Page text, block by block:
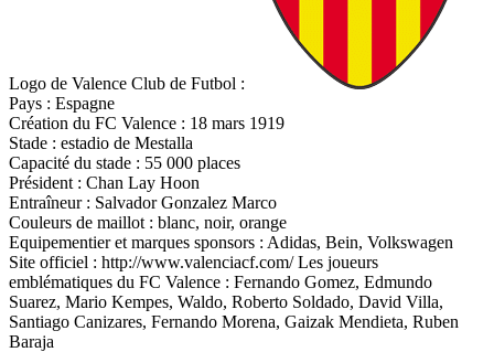
Logo de Valence Club de Futbol :
Pays : Espagne
Création du FC Valence : 18 mars 1919
Stade : estadio de Mestalla
Capacité du stade : 55 000 places
Président : Chan Lay Hoon
Entraîneur : Salvador Gonzalez Marco
Couleurs de maillot : blanc, noir, orange
Equipementier et marques sponsors : Adidas, Bein, Volkswagen
Site officiel : http://www.valenciacf.com/ Les joueurs
emblématiques du FC Valence : Fernando Gomez, Edmundo
Suarez, Mario Kempes, Waldo, Roberto Soldado, David Villa,
Santiago Canizares, Fernando Morena, Gaizak Mendieta, Ruben
Baraja